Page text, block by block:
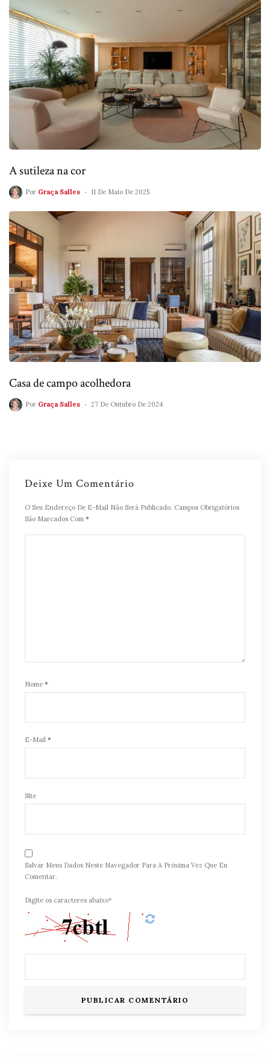
A sutileza na cor
Por Graça Salles 11 De Maio De 2025
Casa de campo acolhedora
Por Graça Salles 27 De Outubro De 2024
Deixe Um Comentário
O Seu Endereço De E-Mail Não Será Publicado. Campos Obrigatórios
São Marcados Com *
Nome *
E-Mail *
Site
Salvar Meus Dados Neste Navegador Para A Próxima Vez Que Eu
Comentar.
Digite os caracteres abaixo*